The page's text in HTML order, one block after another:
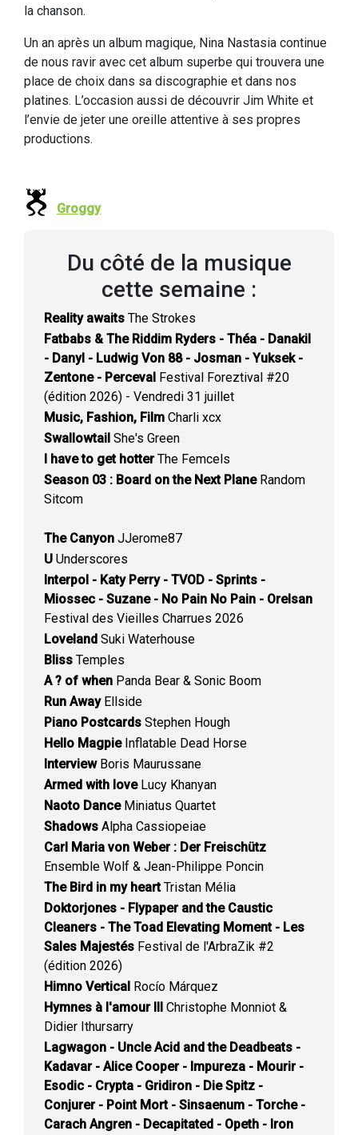
la chanson.
Un an après un album magique, Nina Nastasia continue
de nous ravir avec cet album superbe qui trouvera une
place de choix dans sa discographie et dans nos
platines. L’occasion aussi de découvrir Jim White et
l’envie de jeter une oreille attentive à ses propres
productions.
Groggy
Du côté de la musique
cette semaine :
Reality awaits The Strokes
Fatbabs & The Riddim Ryders - Théa - Danakil
- Danyl - Ludwig Von 88 - Josman - Yuksek -
Zentone - Perceval Festival Foreztival #20
(édition 2026) - Vendredi 31 juillet
Music, Fashion, Film Charli xcx
Swallowtail She's Green
I have to get hotterThe Femcels
Season 03 : Board on the Next PlaneRandom
Sitcom
The Canyon JJerome87
U Underscores
Interpol - Katy Perry - TVOD - Sprints -
Miossec - Suzane - No Pain No Pain - Orelsan
Festival des Vieilles Charrues 2026
Loveland Suki Waterhouse
Bliss Temples
A ? of when Panda Bear & Sonic Boom
Run AwayEllside
Piano Postcards Stephen Hough
Hello MagpieInflatable Dead Horse
InterviewBoris Maurussane
Armed with loveLucy Khanyan
Naoto DanceMiniatus Quartet
Shadows Alpha Cassiopeiae
Carl Maria von Weber : Der Freischütz
Ensemble Wolf & Jean-Philippe Poncin
The Bird in my heartTristan Mélia
Doktorjones - Flypaper and the Caustic
Cleaners - The Toad Elevating Moment - Les
Sales Majestés Festival de l'ArbraZik #2
(édition 2026)
Himno Vertical Rocío Márquez
Hymnes à l'amour III Christophe Monniot &
Didier Ithursarry
Lagwagon - Uncle Acid and the Deadbeats -
Kadavar - Alice Cooper - Impureza - Mourir -
Esodic - Crypta - Gridiron - Die Spitz -
Conjurer - Point Mort - Sinsaenum - Torche -
Carach Angren - Decapitated - Opeth - Iron